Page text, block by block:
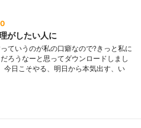
がしたい人に
ていうのが私の口癖なので?きっと私に
ろうなーと思ってダウンロードしまし
今日こそやる、明日から本気出す、い